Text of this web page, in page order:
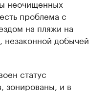
неочищенных
проблема с
на пляжи на
незаконной добычей
статус
зонированы, и в